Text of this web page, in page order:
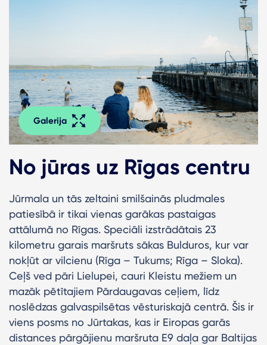
Galerija
No jūras uz Rīgas centru
Jūrmala un tās zeltaini smilšainās pludmales
patiesībā ir tikai vienas garākas pastaigas
attālumā no Rīgas. Speciāli izstrādātais 23
kilometru garais maršruts sākas Bulduros, kur var
nokļūt ar vilcienu (Rīga – Tukums; Rīga – Sloka).
Ceļš ved pāri Lielupei, cauri Kleistu mežiem un
mazāk pētītajiem Pārdaugavas ceļiem, līdz
noslēdzas galvaspilsētas vēsturiskajā centrā. Šis ir
viens posms no Jūrtakas, kas ir Eiropas garās
distances pārgājienu maršruta E9 daļa gar Baltijas